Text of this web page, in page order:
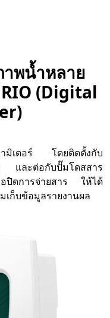
พน้ำหลาย
(Digital
ามิเตอร์ โดยติดตั้งกับ
ร และต่อกับปั๊มโดสสาร
อปิดการจ่ายสาร ให้ได้
ก็บข้อมูลรายงานผล